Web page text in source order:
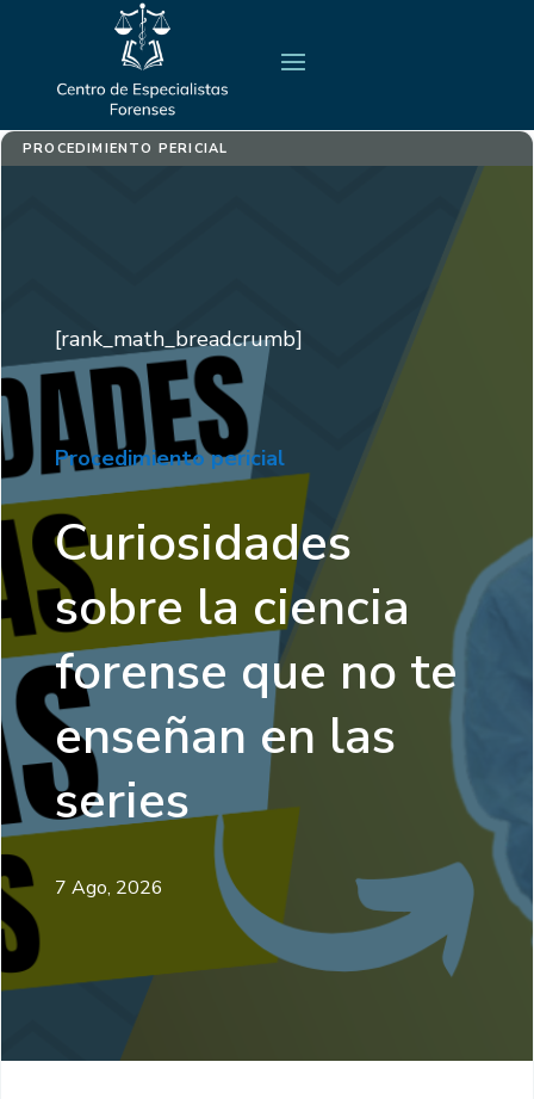
PROCEDIMIENTO PERICIAL
[rank_math_breadcrumb]
Procedimiento pericial
Curiosidades
sobre la ciencia
forense que no te
enseñan en las
series
7 Ago, 2026